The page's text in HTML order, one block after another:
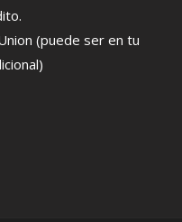
(puede ser en tu